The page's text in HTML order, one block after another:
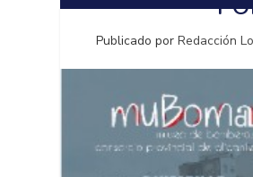
Publicado porRedacción